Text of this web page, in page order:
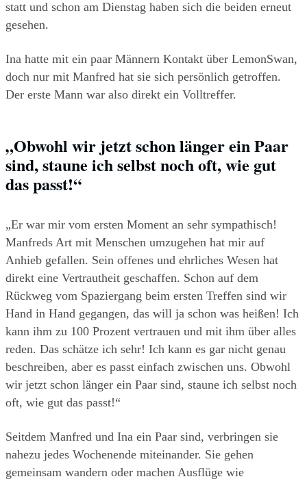
statt und schon am Dienstag haben sich die beiden erneut
gesehen.
Ina hatte mit ein paar Männern Kontakt über LemonSwan,
doch nur mit Manfred hat sie sich persönlich getroffen.
Der erste Mann war also direkt ein Volltreffer.
„Obwohl wir jetzt schon länger ein Paar
sind, staune ich selbst noch oft, wie gut
das passt!“
„Er war mir vom ersten Moment an sehr sympathisch!
Manfreds Art mit Menschen umzugehen hat mir auf
Anhieb gefallen. Sein offenes und ehrliches Wesen hat
direkt eine Vertrautheit geschaffen. Schon auf dem
Rückweg vom Spaziergang beim ersten Treffen sind wir
Hand in Hand gegangen, das will ja schon was heißen! Ich
kann ihm zu 100 Prozent vertrauen und mit ihm über alles
reden. Das schätze ich sehr! Ich kann es gar nicht genau
beschreiben, aber es passt einfach zwischen uns. Obwohl
wir jetzt schon länger ein Paar sind, staune ich selbst noch
oft, wie gut das passt!“
Seitdem Manfred und Ina ein Paar sind, verbringen sie
nahezu jedes Wochenende miteinander. Sie gehen
gemeinsam wandern oder machen Ausflüge wie